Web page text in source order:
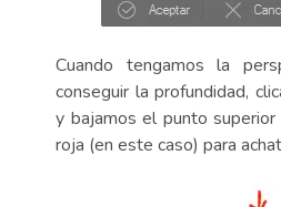
Cuando tengamos la
conseguir la profundidad,
y bajamos el punto
roja (en este caso) para